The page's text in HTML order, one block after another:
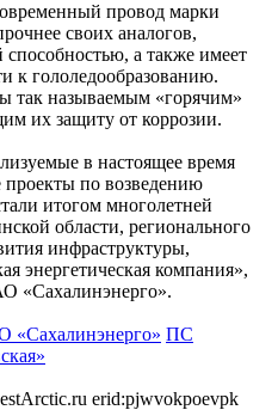
провод марки
своих аналогов,
а также имеет
к гололедообразованию.
называемым «горячим»
их защиту от коррозии.
в настоящее время
по возведению
итогом многолетней
области, регионального
инфраструктуры,
энергетическая компания»,
«Сахалинэнерго» ПС
erid:pjwvokpoevpk